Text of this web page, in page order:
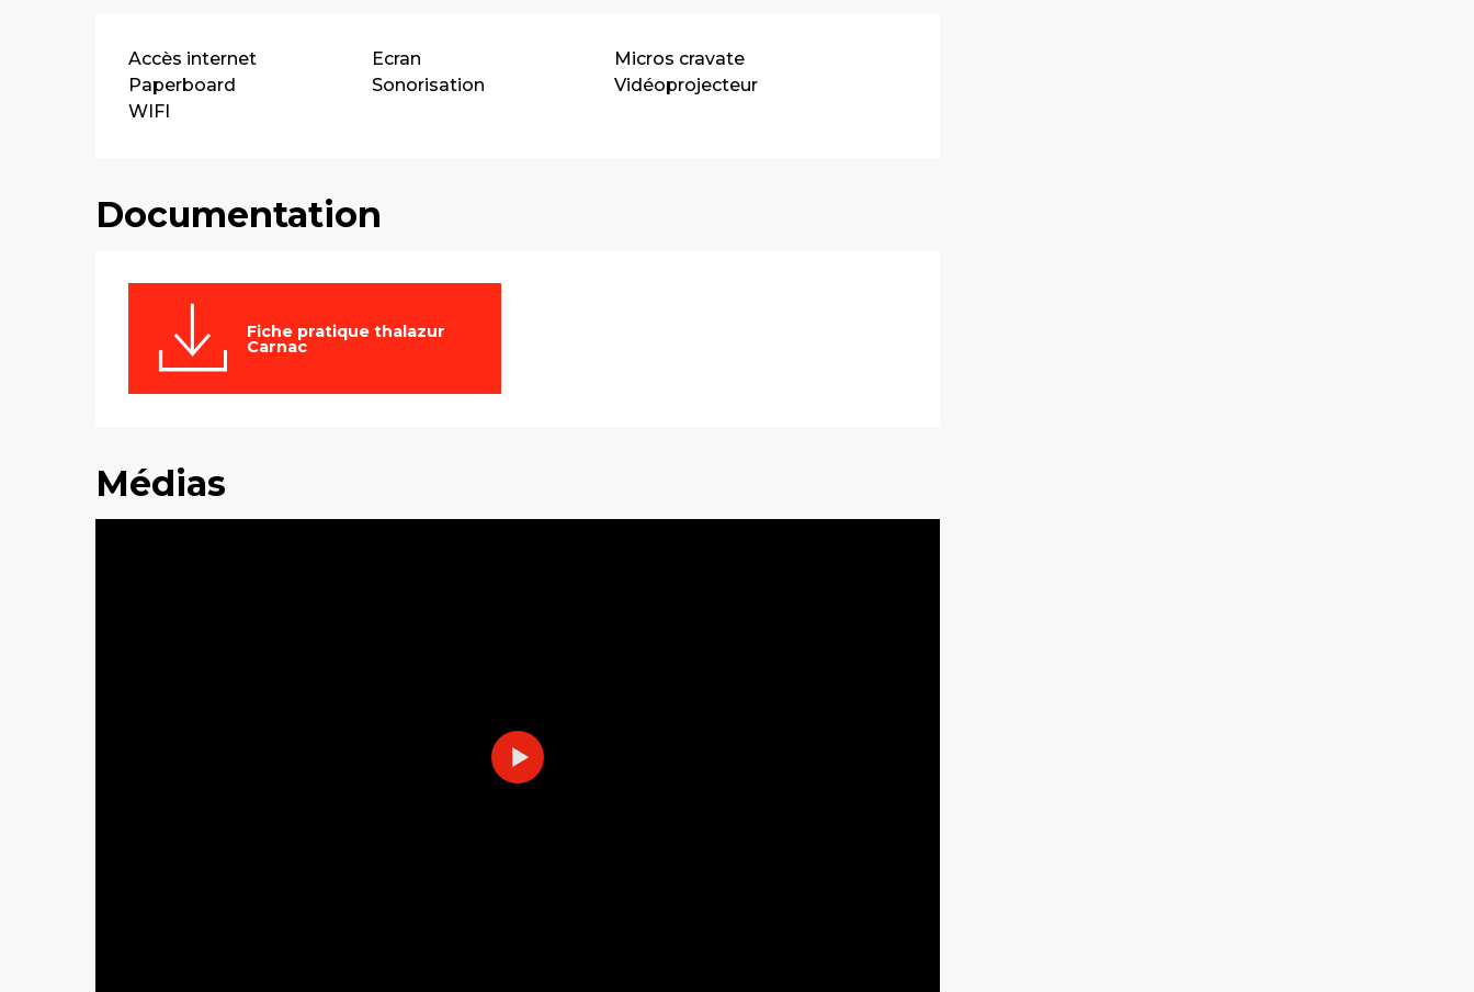
Accès internet Ecran
Micros cravate
Paperboard
Sonorisation
Vidéoprojecteur
WIFI
Documentation
Fiche pratique thalazur
Carnac
Médias